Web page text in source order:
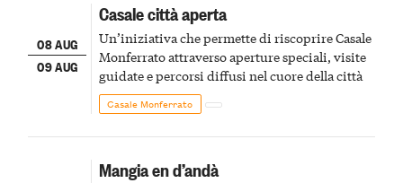
08 AUG
09 AUG
Casale città aperta
Un’iniziativa che permette di riscoprire Casale
Monferrato attraverso aperture speciali, visite
guidate e percorsi diffusi nel cuore della città
Casale Monferrato
Mangia en d’andà